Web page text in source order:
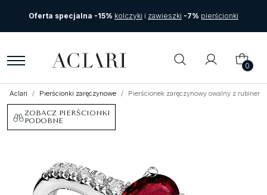
Oferta specjalna -15% kolczyki i zawieszki -7% pierścionki
0
Aclari Pierścionki zaręczynowe Pierścionek zaręczynowy owalny z rubinem
ZOBACZ PIERŚCIONKI
PODOBNE